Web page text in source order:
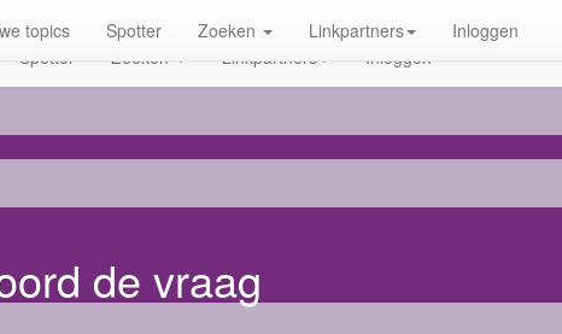
Spotter Zoeken Linkpartners Inloggen
topics Spotter Zoeken Linkpartners Inloggen
de vraag